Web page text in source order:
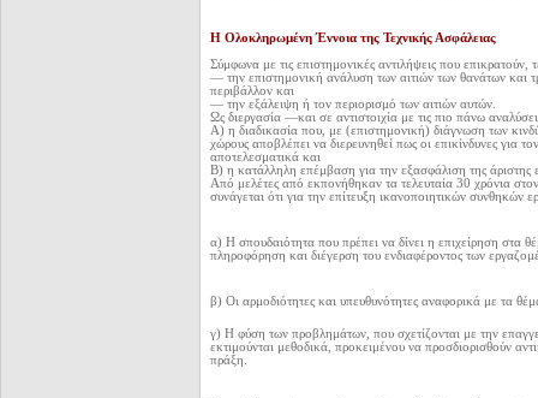
Η Ολοκληρωμένη Έννοια της Τεχνικής Ασφάλειας
Σύμφωνα με τις επιστημονικές αντιλήψεις που επικρατούν,
— την επιστημονική ανάλυση των αιτιών των θανάτων και
περιβάλλον και
— την εξάλειψη ή τον περιορισμό των αιτιών αυτών.
Ως διεργασία —και σε αντιστοιχία με τις πιο πάνω
Α) η διαδικασία που, με (επιστημονική) διάγνωση των
χώρους αποβλέπει να διερευνηθεί πως οι επικίνδυνες για
αποτελεσματικά και
Β) η κατάλληλη επέμβαση για την εξασφάλιση της άριστης
Από μελέτες από εκπονήθηκαν τα τελευταία 30 χρόνια
συνάγεται ότι για την επίτευξη ικανοποιητικών συνθηκών
α) Η σπουδαιότητα που πρέπει να δίνει η επιχείρηση στα
πληροφόρηση και διέγερση του ενδιαφέροντος των
β) Οι αρμοδιότητες και υπευθυνότητες αναφορικά με τα
γ) Η φύση των προβλημάτων, που σχετίζονται με την
εκτιμούνται μεθοδικά, προκειμένου να προσδιορισθούν
πράξη.